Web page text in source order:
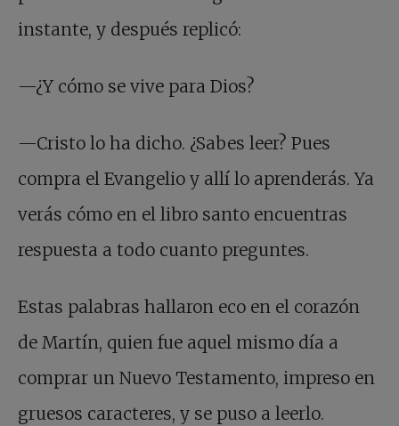
instante, y después replicó:
—¿Y cómo se vive para Dios?
—Cristo lo ha dicho. ¿Sabes leer? Pues
compra el Evangelio y allí lo aprenderás. Ya
verás cómo en el libro santo encuentras
respuesta a todo cuanto preguntes.
Estas palabras hallaron eco en el corazón
de Martín, quien fue aquel mismo día a
comprar un Nuevo Testamento, impreso en
gruesos caracteres, y se puso a leerlo.